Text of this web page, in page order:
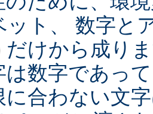
ット、 数字と
だけから成り
は数字であっ
に合わない文